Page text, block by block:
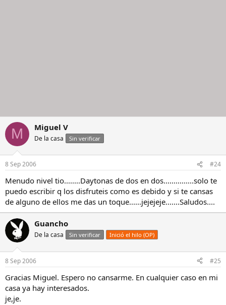
M Miguel V
De la casa Sin verificar
8 Sep 2006 #24
Menudo nivel tio........Daytonas de dos en dos...............solo te
puedo escribir q los disfruteis como es debido y si te cansas
de alguno de ellos me das un toque......jejejeje.......Saludos....
Guancho
De la casa Sin verificar Inició el hilo (OP)
8 Sep 2006 #25
Gracias Miguel. Espero no cansarme. En cualquier caso en mi
casa ya hay interesados.
je,je.